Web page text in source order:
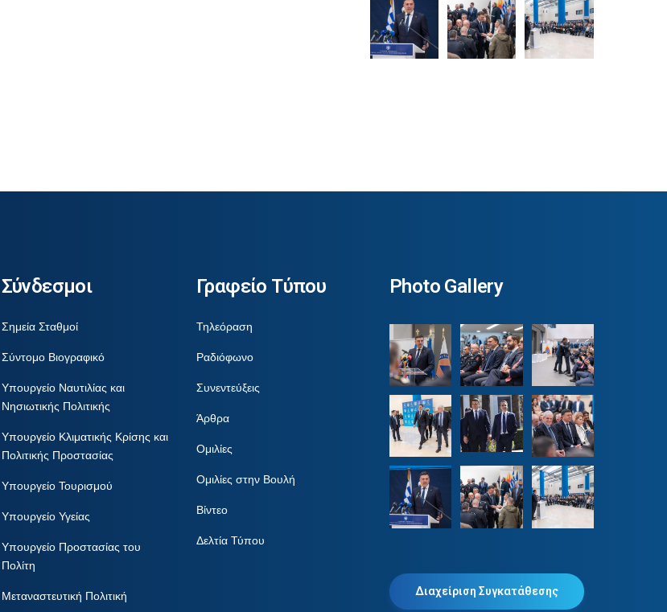
Σύνδεσμοι
Σημεία Σταθμοί
Σύντομο Βιογραφικό
Υπουργείο Ναυτιλίας και
Νησιωτικής Πολιτικής
Υπουργείο Κλιματικής Κρίσης και
Πολιτικής Προστασίας
Υπουργείο Τουρισμού
Υπουργείο Υγείας
Υπουργείο Προστασίας του
Πολίτη
Μεταναστευτική Πολιτική
Γραφείο Τύπου
Τηλεόραση
Ραδιόφωνο
Συνεντεύξεις
Άρθρα
Ομιλίες
Ομιλίες στην Βουλή
Βίντεο
Δελτία Τύπου
Photo Gallery
Διαχείριση Συγκατάθεσης